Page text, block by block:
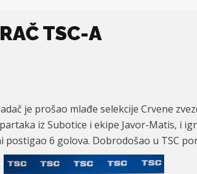
TSC-A
je prošao mlađe selekcije Crvene
iz Subotice i ekipe Javor-Matis, i
6 golova. Dobrodošao u TSC